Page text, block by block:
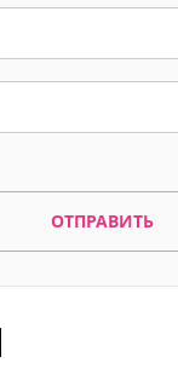
ОТПРАВИТЬ